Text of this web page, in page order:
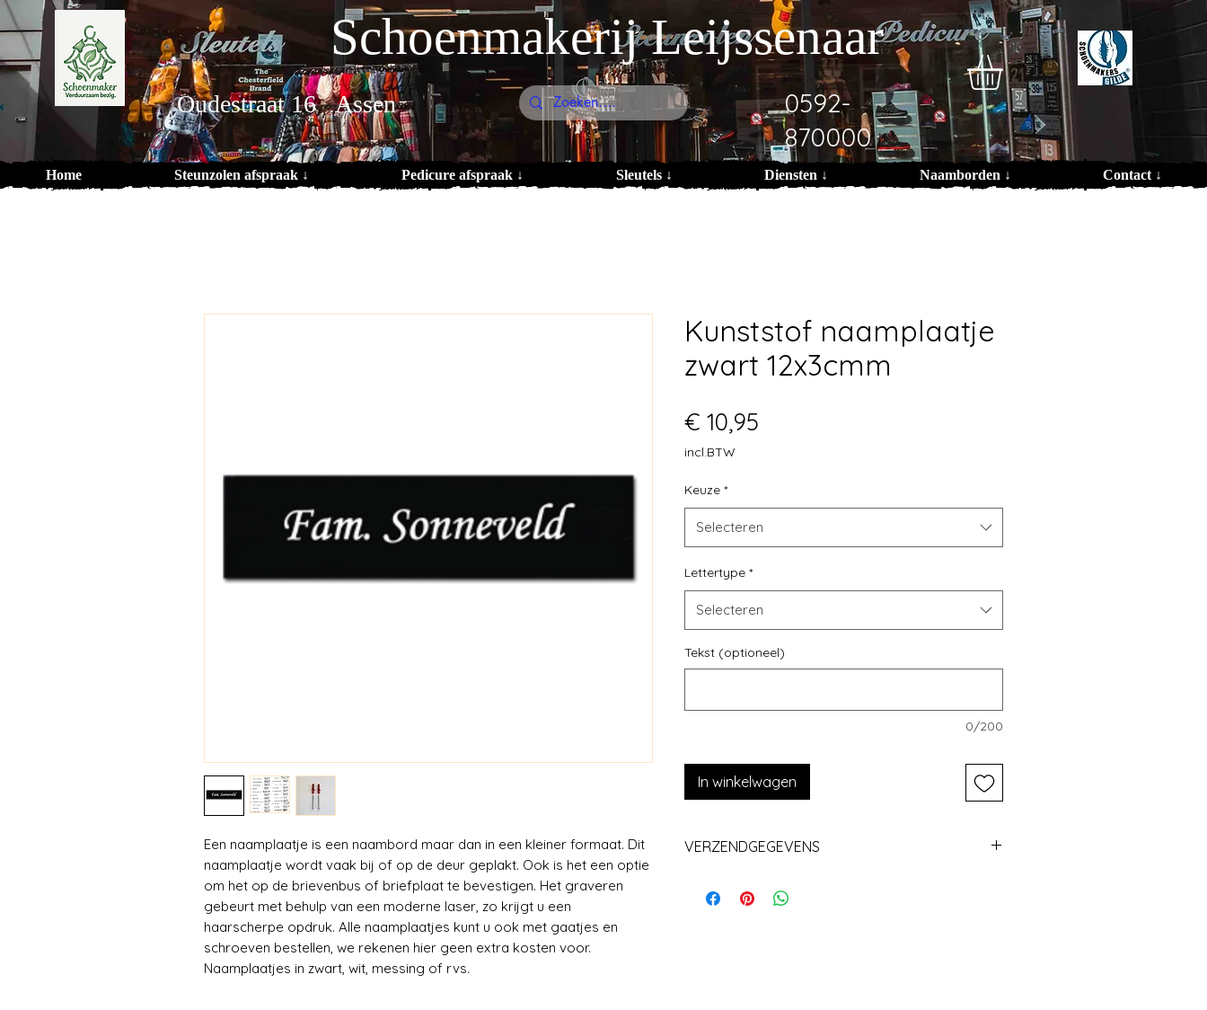
Schoenmakerij Leijssenaar
Oudestraat 16 Assen
0592-
870000
Home Steunzolen afspraak ↓ Pedicure afspraak ↓ Sleutels ↓ Diensten ↓ Naamborden ↓ Contact ↓
Een naamplaatje is een naambord maar dan in een kleiner formaat. Dit
naamplaatje wordt vaak bij of op de deur geplakt. Ook is het een optie
om het op de brievenbus of briefplaat te bevestigen. Het graveren
gebeurt met behulp van een moderne laser, zo krijgt u een
haarscherpe opdruk. Alle naamplaatjes kunt u ook met gaatjes en
schroeven bestellen, we rekenen hier geen extra kosten voor.
Naamplaatjes in zwart, wit, messing of rvs.
Kunststof naamplaatje
zwart 12x3cmm
€ 10,95
incl.BTW
Keuze *
Selecteren
Lettertype *
Selecteren
Tekst (optioneel)
0/200
In winkelwagen
VERZENDGEGEVENS